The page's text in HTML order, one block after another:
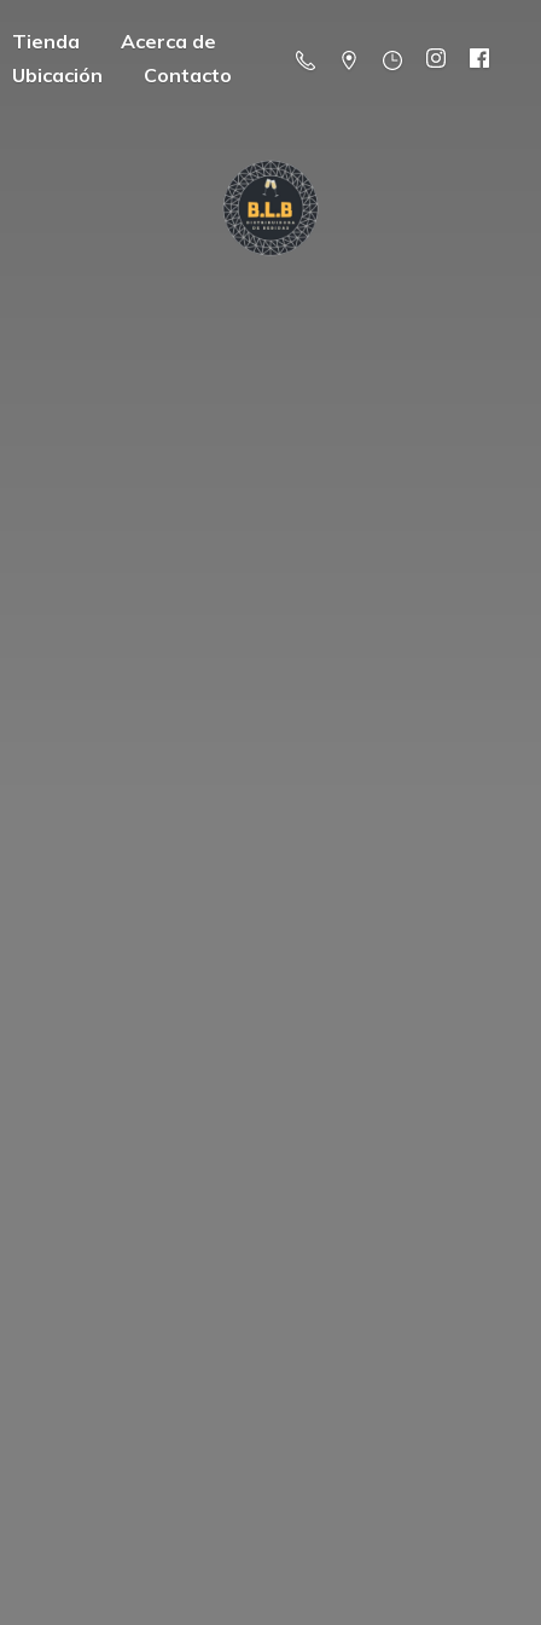
Tienda
Acerca de
Ubicación
Contacto